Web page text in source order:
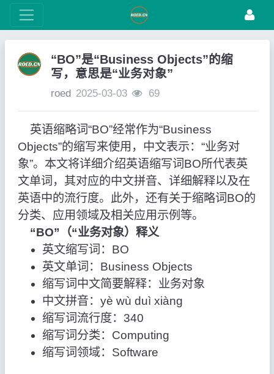
“BO”是“Business Objects”的缩
写，意思是“业务对象”
roed 2025-03-03 69
英语缩略词“BO”经常作为“Business
Objects”的缩写来使用，中文表示：“业务对
象”。本文将详细介绍英语缩写词BO所代表英
文单词，其对应的中文拼音、详细解释以及在
英语中的流行度。此外，还有关于缩略词BO的
分类、应用领域及相关应用示例等。
“BO”（“业务对象）释义
英文缩写词：BO
英文单词：Business Objects
缩写词中文简要解释：业务对象
中文拼音：yè wù duì xiàng
缩写词流行度：340
缩写词分类：Computing
缩写词领域：Software